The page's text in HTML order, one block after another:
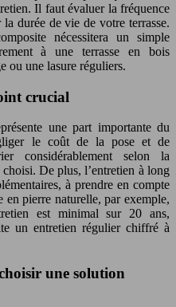
Il faut évaluer la fréquence
durée de vie de votre terrasse.
nécessitera un simple
à une terrasse en bois
ou une lasure réguliers.
crucial
une part importante du
le coût de la pose et de
considérablement selon la
De plus, l’entretien à long
à prendre en compte
en pierre naturelle, par exemple,
est minimal sur 20 ans,
un entretien régulier chiffré à
une solution